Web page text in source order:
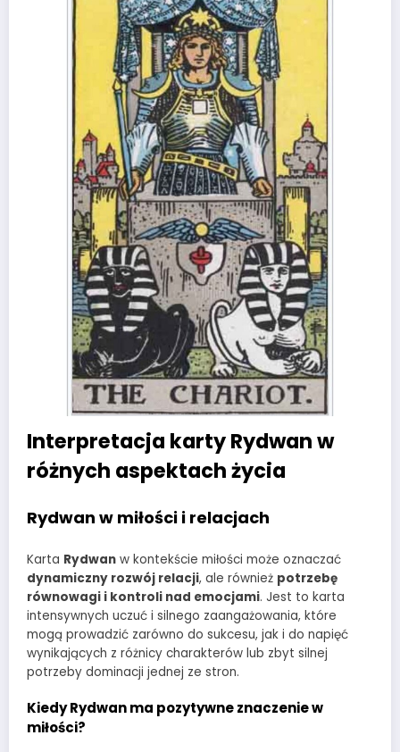
Interpretacja karty Rydwan w
różnych aspektach życia
Rydwan w miłości i relacjach
Karta Rydwan w kontekście miłości może oznaczać
dynamiczny rozwój relacji, ale również potrzebę
równowagi i kontroli nad emocjami. Jest to karta
intensywnych uczuć i silnego zaangażowania, które
mogą prowadzić zarówno do sukcesu, jak i do napięć
wynikających z różnicy charakterów lub zbyt silnej
potrzeby dominacji jednej ze stron.
Kiedy Rydwan ma pozytywne znaczenie w
miłości?